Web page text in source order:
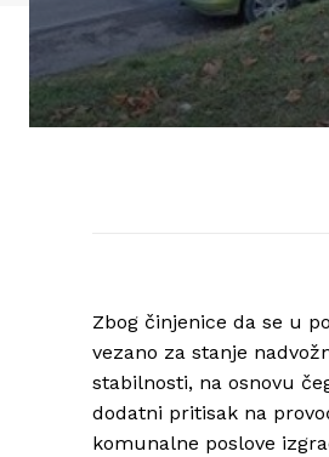
Zbog činjenice da se u
vezano za stanje
stabilnosti, na osnovu
dodatni pritisak na
komunalne poslove